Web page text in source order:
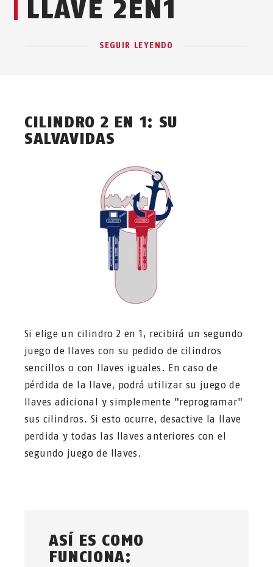
LLAVE 2EN1
SEGUIR LEYENDO
CILINDRO 2 EN 1: SU
SALVAVIDAS
Si elige un cilindro 2 en 1, recibirá un segundo
juego de llaves con su pedido de cilindros
sencillos o con llaves iguales. En caso de
pérdida de la llave, podrá utilizar su juego de
llaves adicional y simplemente "reprogramar"
sus cilindros. Si esto ocurre, desactive la llave
perdida y todas las llaves anteriores con el
segundo juego de llaves.
ASÍ ES COMO
FUNCIONA: